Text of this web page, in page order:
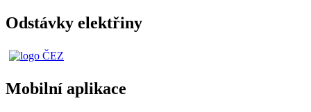
Odstávky elektřiny
Mobilní aplikace